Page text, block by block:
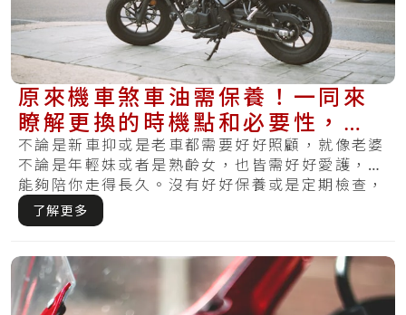
原來機車煞車油需保養！一同來
瞭解更換的時機點和必要性，使
你不會又煞不住
不論是新車抑或是老車都需要好好照顧，就像老婆
不論是年輕妹或者是熟齡女，也皆需好好愛護，才
能夠陪你走得長久。沒有好好保養或是定期檢查，
哪天.....
了解更多